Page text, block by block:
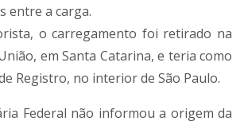
entre a carga.
o carregamento foi retirado na
em Santa Catarina, e teria como
Registro, no interior de São Paulo.
Federal não informou a origem da